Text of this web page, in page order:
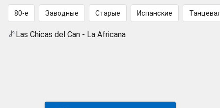
80-е Заводные Старые Испанские
Las Chicas del Can - La Africana